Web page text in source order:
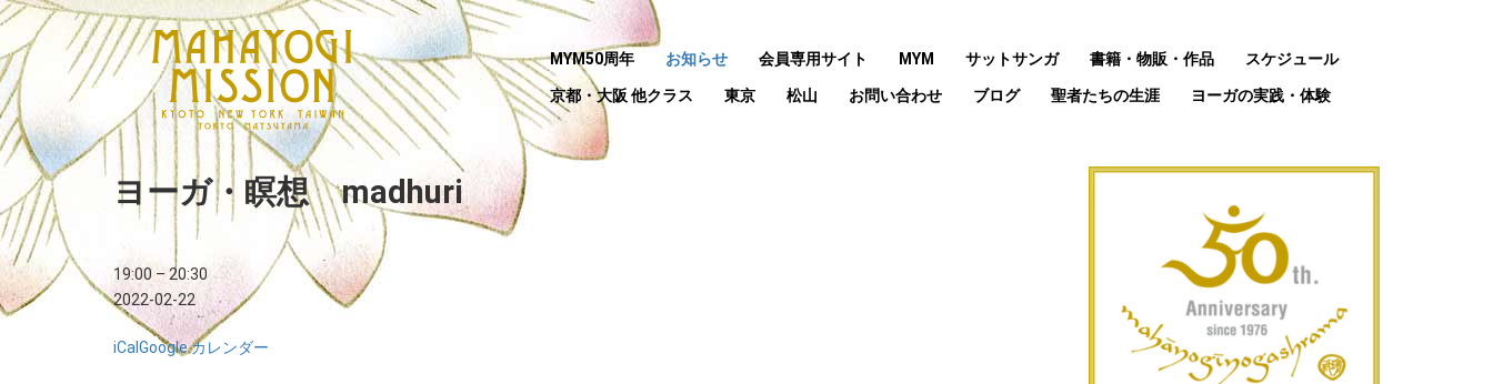
MYM50周年 お知らせ 会員専用サイト MYM サットサンガ 書籍・物販・作品 スケジュール
京都・大阪 他クラス 東京 松山 お問い合わせ ブログ 聖者たちの生涯 ヨーガの実践・体験
ヨーガ・瞑想 madhuri
19:00 – 20:30
2022-02-22
iCal Google カレンダー